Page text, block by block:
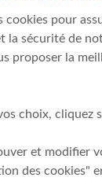
sélection
dépôts et de
cookies pour
la sécurité de
proposer la
choix, cliquez
et modifier
des cookies"